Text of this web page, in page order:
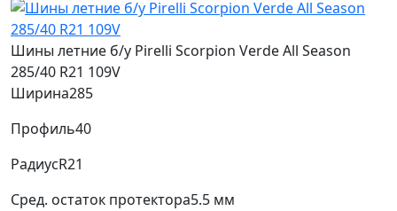
Шины летние б/у Pirelli Scorpion Verde All Season
285/40 R21 109V
Ширина285
Профиль40
РадиусR21
Сред. остаток протектора5.5 мм